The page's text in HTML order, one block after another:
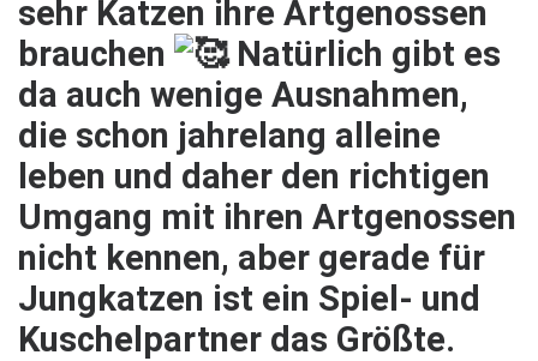
sehr Katzen ihre Artgenossen
brauchen
Natürlich gibt es
da auch wenige Ausnahmen,
die schon jahrelang alleine
leben und daher den richtigen
Umgang mit ihren Artgenossen
nicht kennen, aber gerade für
Jungkatzen ist ein Spiel- und
Kuschelpartner das Größte.